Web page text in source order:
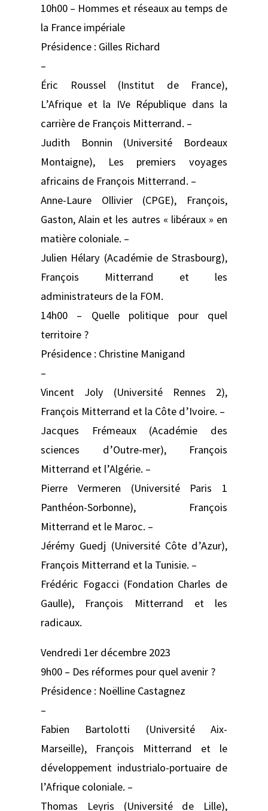
10h00 – Hommes et réseaux au temps de
la France impériale
Présidence : Gilles Richard
–
Éric Roussel (Institut de France),
L’Afrique et la IVe République dans la
carrière de François Mitterrand. –
Judith Bonnin (Université Bordeaux
Montaigne), Les premiers voyages
africains de François Mitterrand. –
Anne-Laure Ollivier (CPGE), François,
Gaston, Alain et les autres « libéraux » en
matière coloniale. –
Julien Hélary (Académie de Strasbourg),
François Mitterrand et les
administrateurs de la FOM.
14h00 – Quelle politique pour quel
territoire ?
Présidence : Christine Manigand
–
Vincent Joly (Université Rennes 2),
François Mitterrand et la Côte d’Ivoire. –
Jacques Frémeaux (Académie des
sciences d’Outre-mer), François
Mitterrand et l’Algérie. –
Pierre Vermeren (Université Paris 1
Panthéon-Sorbonne), François
Mitterrand et le Maroc. –
Jérémy Guedj (Université Côte d’Azur),
François Mitterrand et la Tunisie. –
Frédéric Fogacci (Fondation Charles de
Gaulle), François Mitterrand et les
radicaux.
Vendredi 1er décembre 2023
9h00 – Des réformes pour quel avenir ?
Présidence : Noëlline Castagnez
–
Fabien Bartolotti (Université Aix-
Marseille), François Mitterrand et le
développement industrialo-portuaire de
l’Afrique coloniale. –
Thomas Leyris (Université de Lille),